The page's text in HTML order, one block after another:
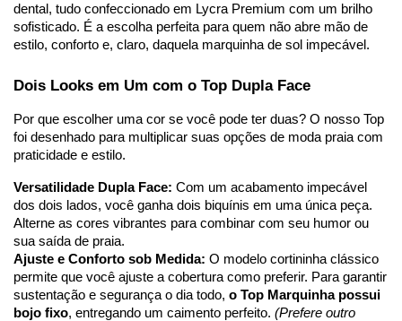
dental, tudo confeccionado em Lycra Premium com um brilho
sofisticado. É a escolha perfeita para quem não abre mão de
estilo, conforto e, claro, daquela marquinha de sol impecável.
Dois Looks em Um com o Top Dupla Face
Por que escolher uma cor se você pode ter duas? O nosso Top
foi desenhado para multiplicar suas opções de moda praia com
praticidade e estilo.
Versatilidade Dupla Face: Com um acabamento impecável
dos dois lados, você ganha dois biquínis em uma única peça.
Alterne as cores vibrantes para combinar com seu humor ou
sua saída de praia.
Ajuste e Conforto sob Medida: O modelo cortininha clássico
permite que você ajuste a cobertura como preferir. Para garantir
sustentação e segurança o dia todo, o Top Marquinha possui
bojo fixo, entregando um caimento perfeito. (Prefere outro